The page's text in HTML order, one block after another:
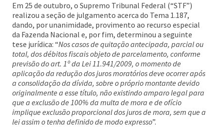
Em 25 de outubro, o Supremo Tribunal Federal (“STF”)
realizou a seção de julgamento acerca do Tema 1.187,
dando, por unanimidade, provimento ao recurso especial
da Fazenda Nacional e, por fim, determinou a seguinte
tese jurídica: “Nos casos de quitação antecipada, parcial ou
total, dos débitos fiscais objeto de parcelamento, conforme
previsão do art. 1º da Lei 11.941/2009, o momento de
aplicação da redução dos juros moratórios deve ocorrer após
a consolidação da dívida, sobre o próprio montante devido
originalmente a esse título, não existindo amparo legal para
que a exclusão de 100% da multa de mora e de ofício
implique exclusão proporcional dos juros de mora, sem que a
lei assim o tenha definido de modo expresso”.